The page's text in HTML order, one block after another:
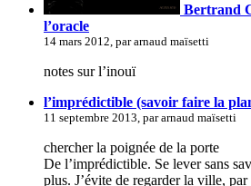
Bertrand
l’oracle
14 mars 2012, par arnaud maïsetti
notes sur l’inouï
l’imprédictible (savoir faire la
11 septembre 2013, par arnaud maïsetti
chercher la poignée de la porte
De l’imprédictible. Se lever sans
plus. J’évite de regarder la ville,